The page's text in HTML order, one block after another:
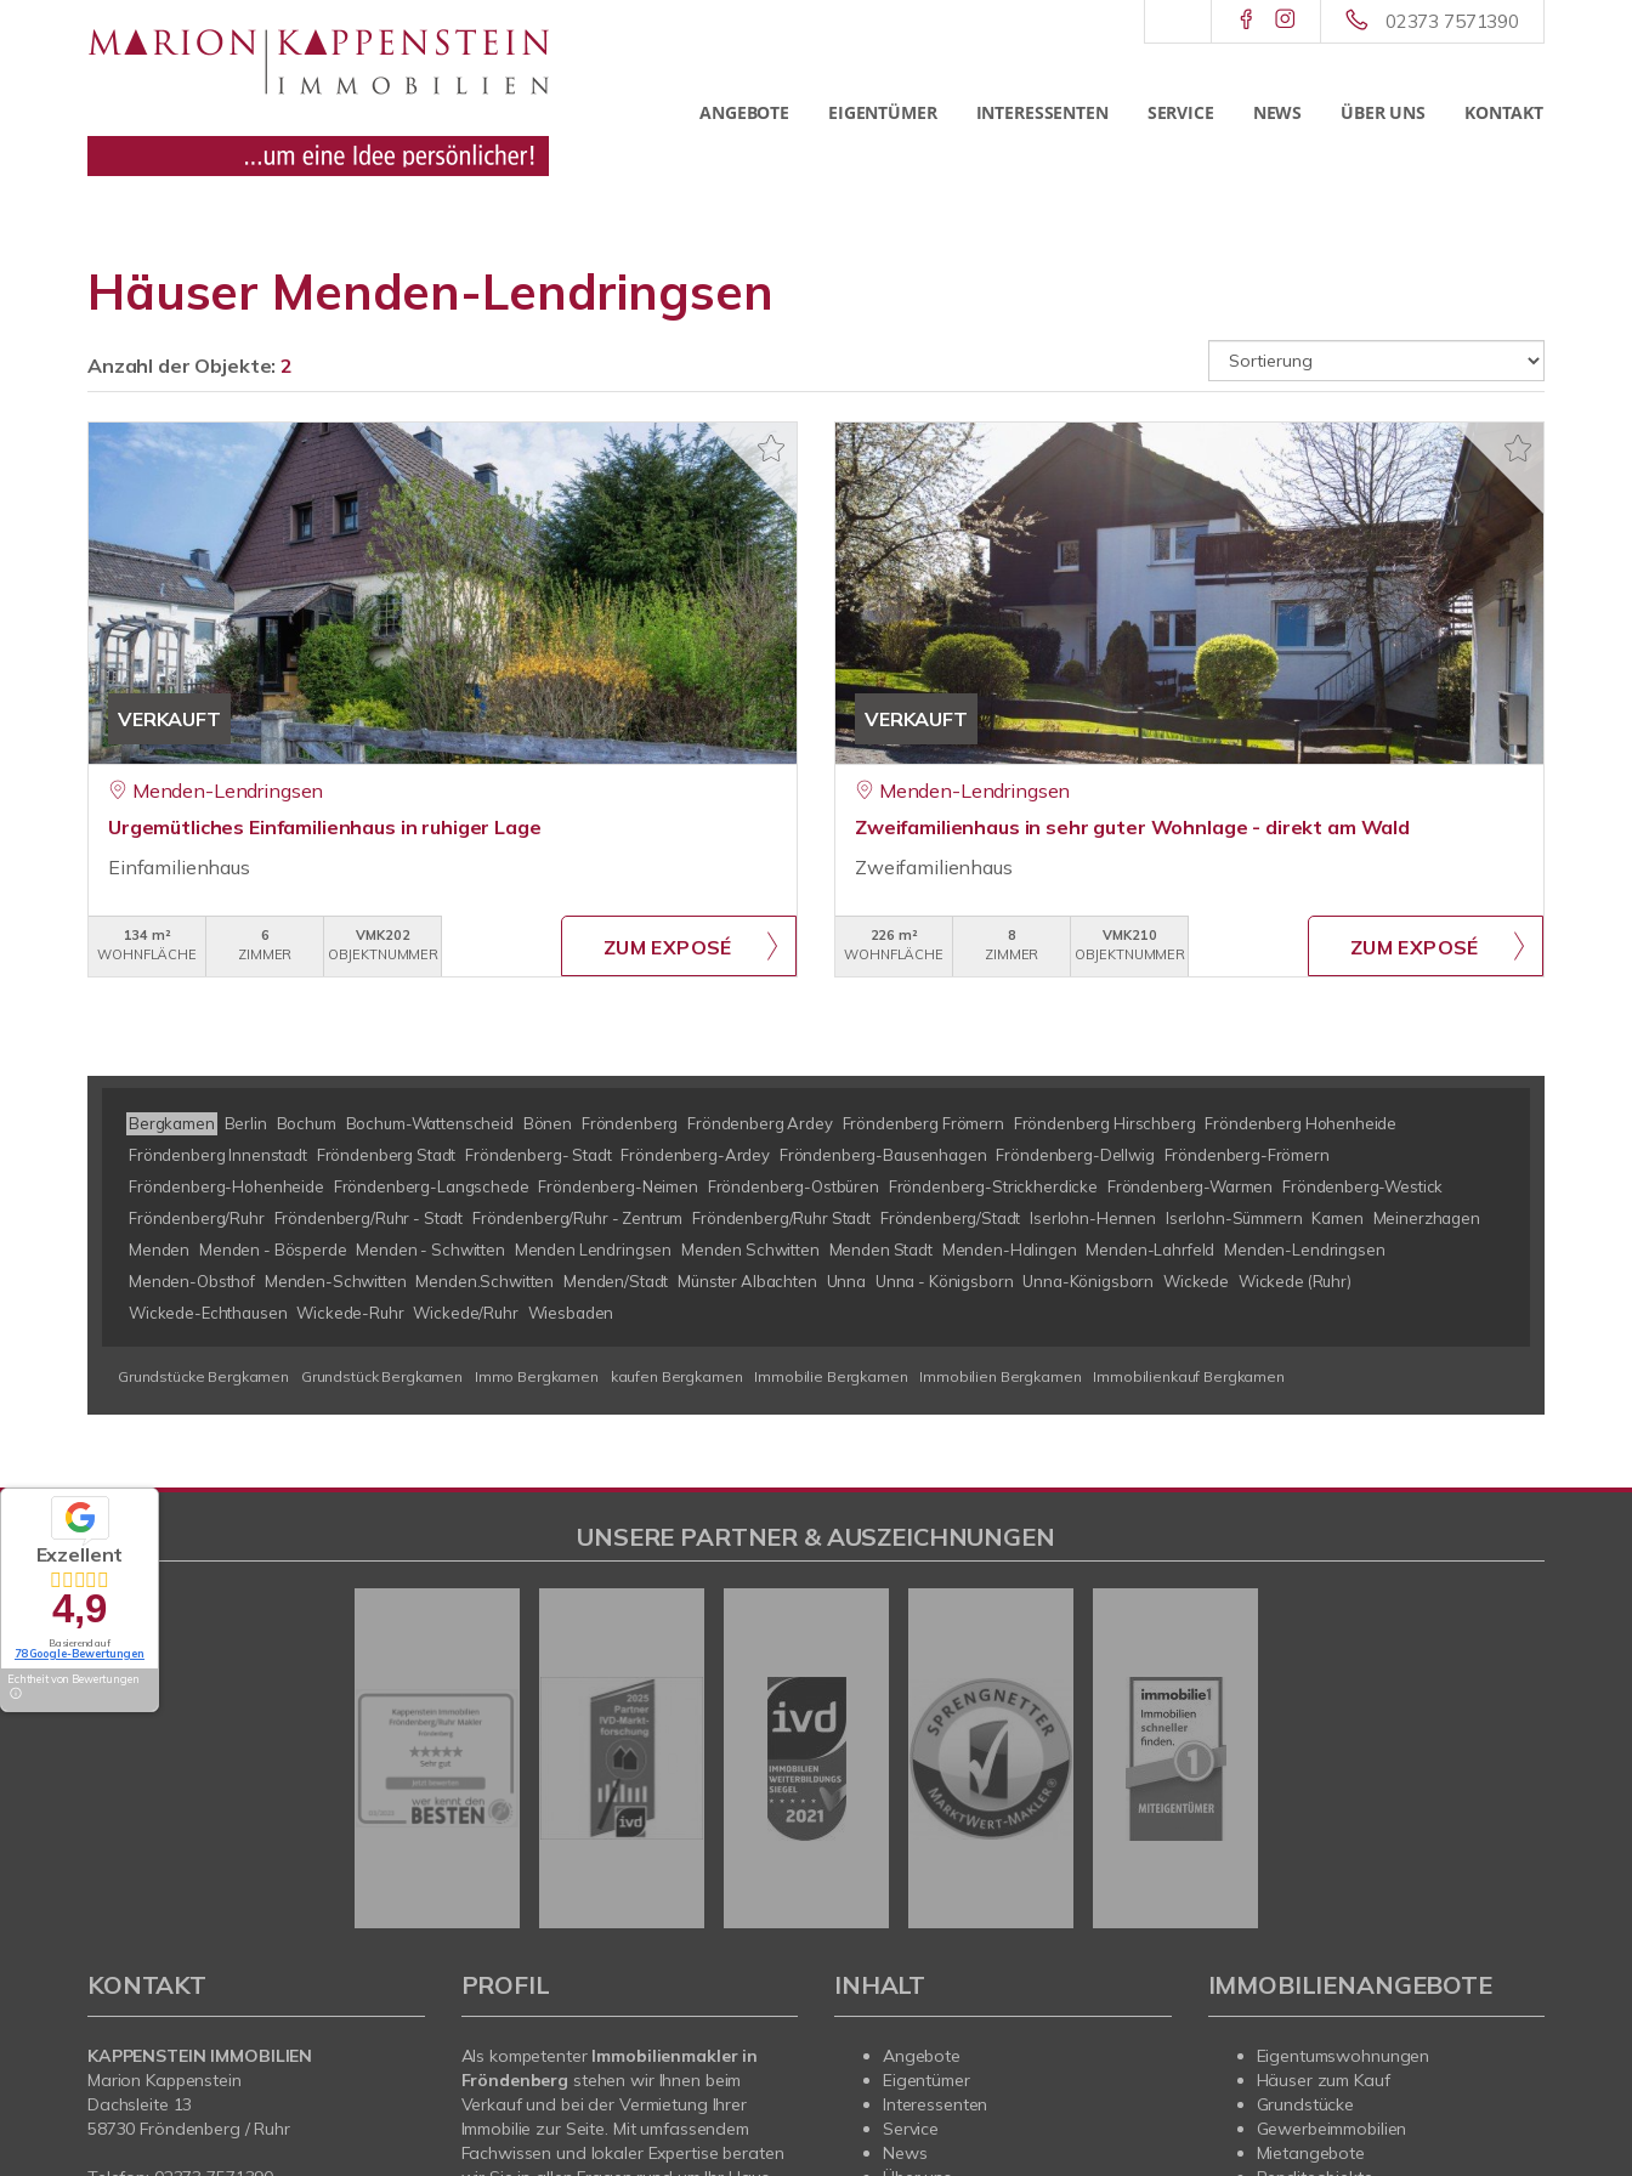
02373 7571390
ANGEBOTE EIGENTÜMER INTERESSENTEN SERVICE NEWS ÜBER UNS KONTAKT
Häuser Menden-Lendringsen
Anzahl der Objekte:2
VERKAUFT
Menden-Lendringsen
Urgemütliches Einfamilienhaus in ruhiger Lage
Einfamilienhaus
134 m²
WOHNFLÄCHE
6
ZIMMER
VMK202
OBJEKTNUMMER
ZUM EXPOSÉ
VERKAUFT
Menden-Lendringsen
Zweifamilienhaus in sehr guter Wohnlage - direkt am Wald
Zweifamilienhaus
226 m²
WOHNFLÄCHE
8
ZIMMER
VMK210
OBJEKTNUMMER
ZUM EXPOSÉ
Bergkamen Berlin Bochum Bochum-Wattenscheid Bönen Fröndenberg Fröndenberg Ardey Fröndenberg Frömern Fröndenberg Hirschberg Fröndenberg Hohenheide
Fröndenberg Innenstadt Fröndenberg Stadt Fröndenberg- Stadt Fröndenberg-Ardey Fröndenberg-Bausenhagen Fröndenberg-Dellwig
Fröndenberg-Frömern
Fröndenberg-Hohenheide
Fröndenberg-Langschede Fröndenberg-Neimen Fröndenberg-Ostbüren Fröndenberg-Strickherdicke Fröndenberg-Warmen
Fröndenberg-Westick
Fröndenberg/Ruhr Fröndenberg/Ruhr - Stadt Fröndenberg/Ruhr - Zentrum Fröndenberg/Ruhr Stadt Fröndenberg/Stadt Iserlohn-Hennen Iserlohn-Sümmern Kamen
Meinerzhagen
Menden
Menden - Bösperde Menden - Schwitten Menden Lendringsen Menden Schwitten Menden Stadt Menden-Halingen Menden-Lahrfeld
Menden-Lendringsen
Menden-Obsthof Menden-Schwitten Menden.Schwitten Menden/Stadt Münster Albachten Unna Unna - Königsborn Unna-Königsborn Wickede Wickede (Ruhr)
Wickede-Echthausen Wickede-Ruhr Wickede/Ruhr Wiesbaden
Grundstücke Bergkamen Grundstück Bergkamen Immo Bergkamen kaufen Bergkamen Immobilie Bergkamen Immobilien Bergkamen Immobilienkauf Bergkamen
Exzellent
4,9
Basierend auf
78 Google-Bewertungen
Echtheit von Bewertungen
UNSERE PARTNER & AUSZEICHNUNGEN
KONTAKT
KAPPENSTEIN IMMOBILIEN
Marion Kappenstein
Dachsleite 13
58730 Fröndenberg / Ruhr
PROFIL
Als kompetenter Immobilienmakler in
Fröndenberg stehen wir Ihnen beim
Verkauf und bei der Vermietung Ihrer
Immobilie zur Seite. Mit umfassendem
Fachwissen und lokaler Expertise beraten
INHALT
Angebote
Eigentümer
Interessenten
Service
News
IMMOBILIENANGEBOTE
Eigentumswohnungen
Häuser zum Kauf
Grundstücke
Gewerbeimmobilien
Mietangebote